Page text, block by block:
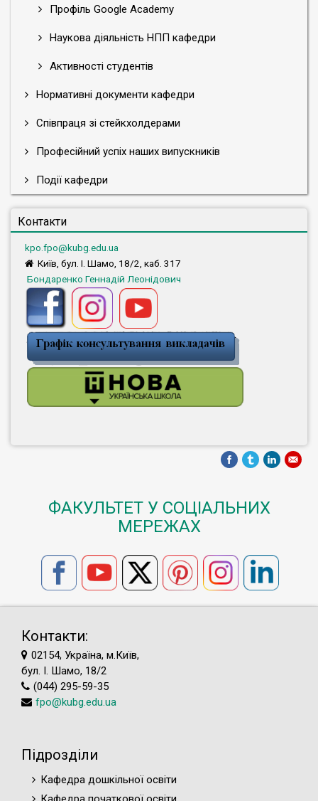
Профіль Google Academy
Наукова діяльність НПП кафедри
Активності студентів
Нормативні документи кафедри
Співпраця зі стейкхолдерами
Професійний успіх наших випускників
Події кафедри
Контакти
kpo.fpo@kubg.edu.ua
Київ, бул. І. Шамо, 18/2, каб. 317
Бондаренко Геннадій Леонідович
ФАКУЛЬТЕТ У СОЦІАЛЬНИХ
МЕРЕЖАХ
Контакти:
02154, Україна, м.Київ,
бул. І. Шамо, 18/2
(044) 295-59-35
fpo@kubg.edu.ua
Підрозділи
Кафедра дошкільної освіти